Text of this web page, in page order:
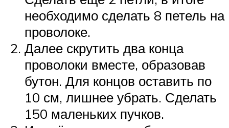
необходимо сделать 8 петель на
проволоке.
Далее скрутить два конца
проволоки вместе, образовав
бутон. Для концов оставить по
10 см, лишнее убрать. Сделать
150 маленьких пучков.